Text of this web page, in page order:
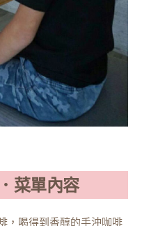
菜單內容
，喝得到香醇的手沖咖啡